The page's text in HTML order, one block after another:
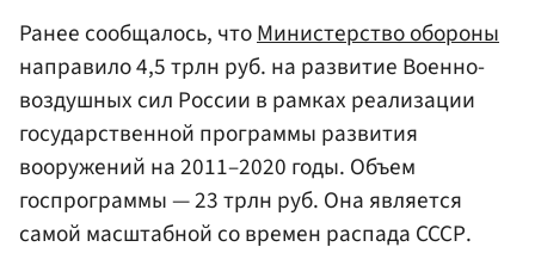
Ранее сообщалось, чтоМинистерство обороны
направило 4,5 трлн руб. на развитие Военно-
воздушных сил России в рамках реализации
государственной программы развития
вооружений на 2011–2020 годы. Объем
госпрограммы — 23 трлн руб. Она является
самой масштабной со времен распада СССР.